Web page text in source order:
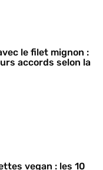
le filet mignon :
accords selon la
vegan : les 10